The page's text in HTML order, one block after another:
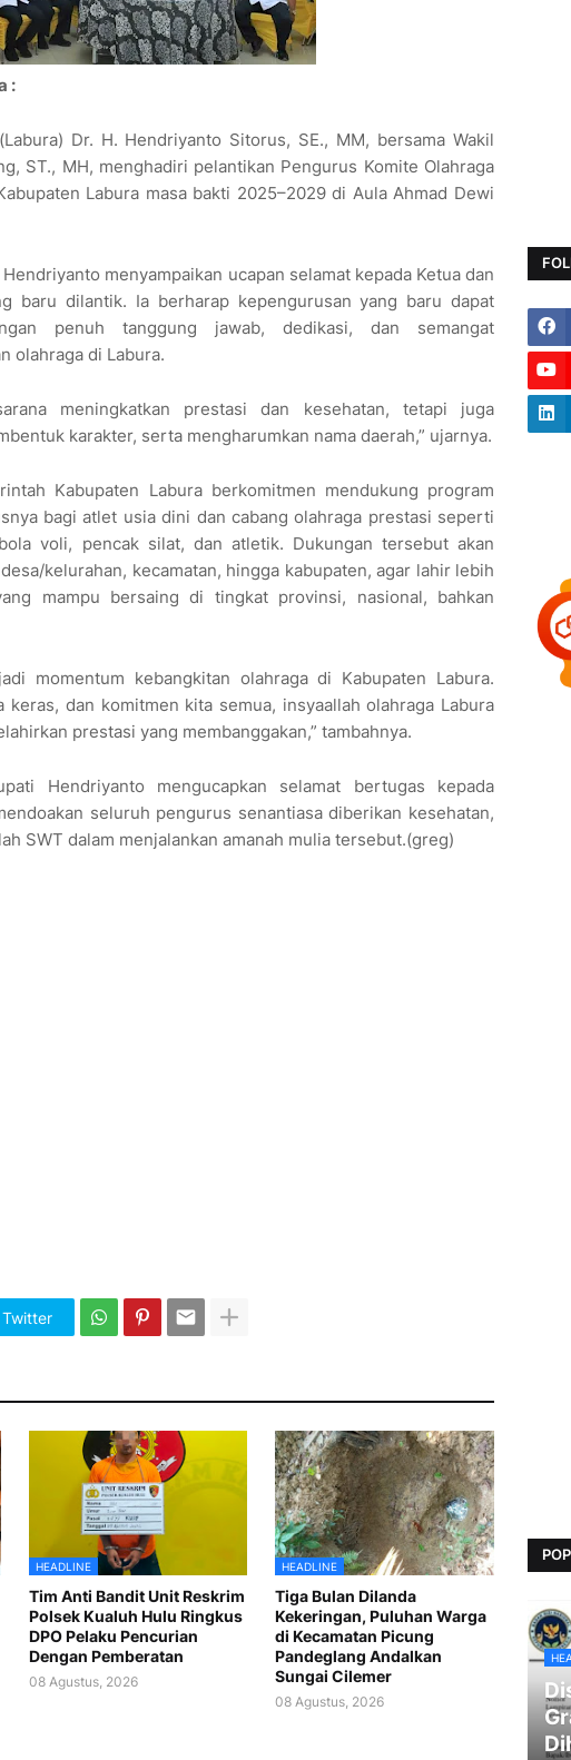
:
Dr. H. Hendriyanto Sitorus, SE., MM, bersama Wakil
ST., MH, menghadiri pelantikan Pengurus Komite Olahraga
Labura masa bakti 2025–2029 di Aula Ahmad Dewi
menyampaikan ucapan selamat kepada Ketua dan
baru dilantik. Ia berharap kepengurusan yang baru dapat
penuh tanggung jawab, dedikasi, dan semangat
olahraga di Labura.
meningkatkan prestasi dan kesehatan, tetapi juga
karakter, serta mengharumkan nama daerah,” ujarnya.
Kabupaten Labura berkomitmen mendukung program
bagi atlet usia dini dan cabang olahraga prestasi seperti
voli, pencak silat, dan atletik. Dukungan tersebut akan
kelurahan, kecamatan, hingga kabupaten, agar lahir lebih
mampu bersaing di tingkat provinsi, nasional, bahkan
momentum kebangkitan olahraga di Kabupaten Labura.
keras, dan komitmen kita semua, insyaallah olahraga Labura
prestasi yang membanggakan,” tambahnya.
Hendriyanto mengucapkan selamat bertugas kepada
seluruh pengurus senantiasa diberikan kesehatan,
SWT dalam menjalankan amanah mulia tersebut.(greg)
Twitter
HEADLINE
Tim Anti Bandit Unit Reskrim
Polsek Kualuh Hulu Ringkus
DPO Pelaku Pencurian
Dengan Pemberatan
08 Agustus, 2026
HEADLINE
Tiga Bulan Dilanda
Kekeringan, Puluhan Warga
di Kecamatan Picung
Pandeglang Andalkan
Sungai Cilemer
08 Agustus, 2026